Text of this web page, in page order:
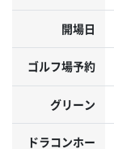
開場日
ゴルフ場予約
グリーン
ドラコンホー